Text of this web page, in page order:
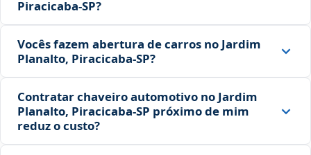
Piracicaba‑SP?
Vocês fazem abertura de carros no Jardim
Planalto, Piracicaba‑SP?
Contratar chaveiro automotivo no Jardim
Planalto, Piracicaba‑SP próximo de mim
reduz o custo?